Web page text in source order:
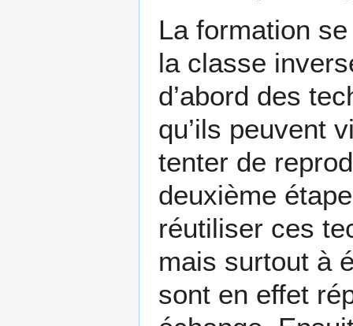
La formation
la classe
d’abord des
qu’ils peuvent
tenter de
deuxième
réutiliser ces
mais surtout à
sont en effet